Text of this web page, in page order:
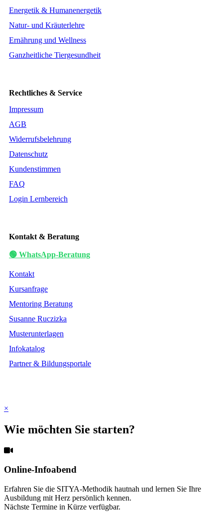
Energetik & Humanenergetik
Natur- und Kräuterlehre
Ernährung und Wellness
Ganzheitliche Tiergesundheit
Rechtliches & Service
Impressum
AGB
Widerrufsbelehrung
Datenschutz
Kundenstimmen
FAQ
Login Lernbereich
Kontakt & Beratung
🟢 WhatsApp-Beratung
Kontakt
Kursanfrage
Mentoring Beratung
Susanne Ruczizka
Musterunterlagen
Infokatalog
Partner & Bildungsportale
×
Wie möchten Sie starten?
Online-Infoabend
Erfahren Sie die SITYA-Methodik hautnah und lernen Sie Ihre
Ausbildung mit Herz persönlich kennen.
Nächste Termine in Kürze verfügbar.